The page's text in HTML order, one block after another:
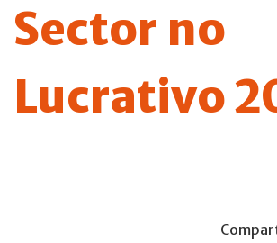
Sector no
Lucrativo